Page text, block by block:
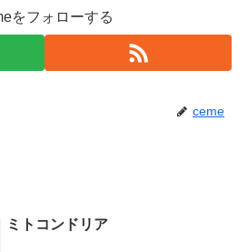
をフォローする
ceme
ミトコンドリア